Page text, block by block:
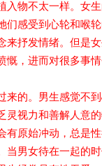
入物不太一样。女
们感受到心轮和喉
来抒发情绪。但是
慨，进而对很多事情
来的。男生感觉不
灵视力和善解人意
有原始冲动，总是
当男女待在一起的